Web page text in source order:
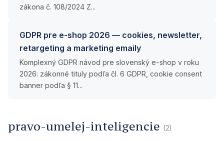
zákona č. 108/2024 Z...
GDPR pre e-shop 2026 — cookies, newsletter,
retargeting a marketing emaily
Komplexný GDPR návod pre slovenský e-shop v roku
2026: zákonné tituly podľa čl. 6 GDPR, cookie consent
banner podľa § 11...
pravo-umelej-inteligencie (2)